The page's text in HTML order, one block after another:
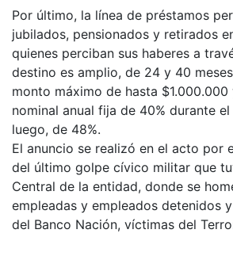
Por último, la línea de préstamos
jubilados, pensionados y retirados
quienes perciban sus haberes a
destino es amplio, de 24 y 40
monto máximo de hasta $1.000.000
nominal anual fija de 40% durante
luego, de 48%.
El anuncio se realizó en el acto por
del último golpe cívico militar que
Central de la entidad, donde se
empleadas y empleados detenidos
del Banco Nación, víctimas del